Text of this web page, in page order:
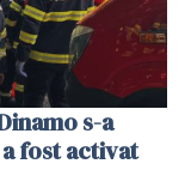
s-a
fost activat